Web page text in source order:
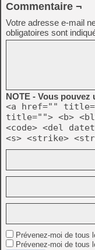
Commentaire ¬
Votre adresse e-mail
obligatoires sont
NOTE - Vous
<a href=""
title=""> <b>
<code> <del
<s> <strike>
Prévenez-moi de tous
Prévenez-moi de tous